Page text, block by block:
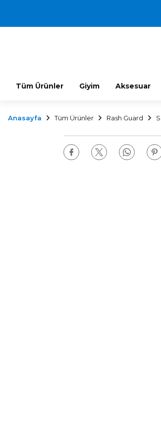
KAMPANYALI
Tüm Ürünler Giyim Aksesuar
Anasayfa Tüm Ürünler Rash Guard